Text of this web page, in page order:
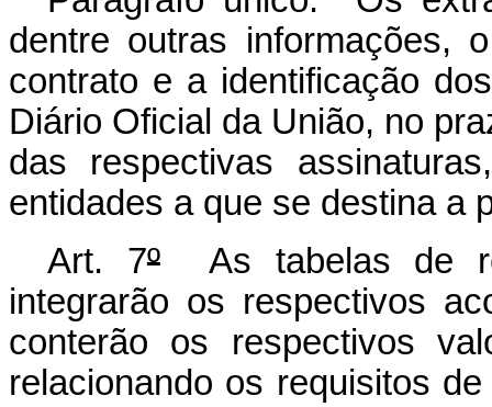
dentre outras informações,
contrato e a identificação
Diário Oficial da União, no
das respectivas
entidades a que se destina a
Art. 7ºAs tabelas de
integrarão os respectivos
conterão os respectivos
relacionando os requisitos